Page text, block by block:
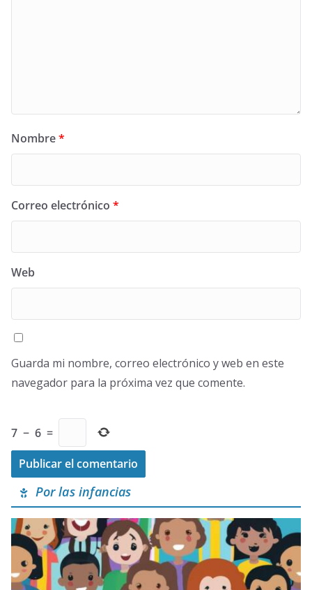
Nombre*
Correo electrónico *
Web
Guarda mi nombre, correo electrónico y web en este
navegador para la próxima vez que comente.
7 − 6 =
Por las infancias